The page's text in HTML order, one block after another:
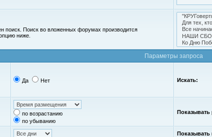
поиск. Поиск во вложенных форумах производится
ниже.
Параметры запроса
Да Нет Искать:
по возрастанию
по убыванию
Показывать
Показывать